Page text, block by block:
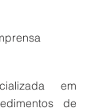
em
de